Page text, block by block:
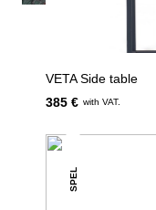
VETA Side table
385 € with VAT.
SPEL